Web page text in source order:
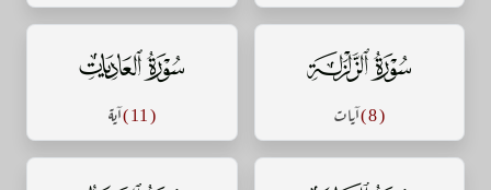
سورة الزلزلة
( 8 ) آيات
سورة العاديات
( 11 ) آية